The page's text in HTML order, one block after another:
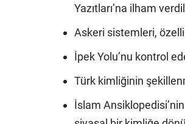
Yazıtları’na ilham
Askeri sistemleri,
İpek Yolu’nu kontrol
Türk kimliğinin
İslam